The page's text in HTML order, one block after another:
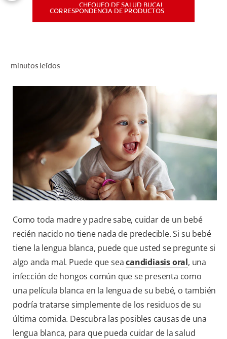
PARA PROFESIONALES
PROMOCIONES
GT (ES)
CHEQUEO DE SALUD BUCAL
CORRESPONDENCIA DE PRODUCTOS
minutos leídos
Como toda madre y padre sabe, cuidar de un bebé
recién nacido no tiene nada de predecible. Si su bebé
tiene la lengua blanca, puede que usted se pregunte si
algo anda mal. Puede que seacandidiasis oral, una
infección de hongos común que se presenta como
una película blanca en la lengua de su bebé, o también
podría tratarse simplemente de los residuos de su
última comida. Descubra las posibles causas de una
lengua blanca, para que pueda cuidar de la salud